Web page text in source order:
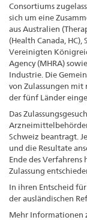
Consortiums
sich um eine
aus Australien
(Health Canada,
Vereinigten
Agency (MHRA)
Industrie. Die
von Zulassungen
der fünf Länder
Das
Schweiz beantragt.
und die Resultate
Ende des
Zulassung
In ihren Entscheid
der ausländischen
Mehr Informationen